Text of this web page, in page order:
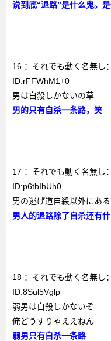
说到底“退路”是什么鬼。
16 ：それでも動く名無し
ID:rFFWhM1+0
男は自殺しかないの草
男的只有自杀一条路，笑
17 ：それでも動く名無し
ID:p6tbIhUh0
男の逃げ道自殺以外にある
男人的退路除了自杀还有什
18 ：それでも動く名無し
ID:8Sul5Vglp
弱男は自殺しかないぞ
俺どうすりゃええねん
弱男只有自杀一条路